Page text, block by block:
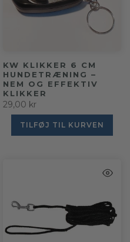
KW KLIKKER 6 CM
HUNDETRÆNING –
NEM OG EFFEKTIV
KLIKKER
29,00 kr
TILFØJ TIL KURVEN